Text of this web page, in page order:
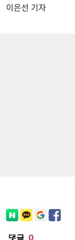
이은선 기자